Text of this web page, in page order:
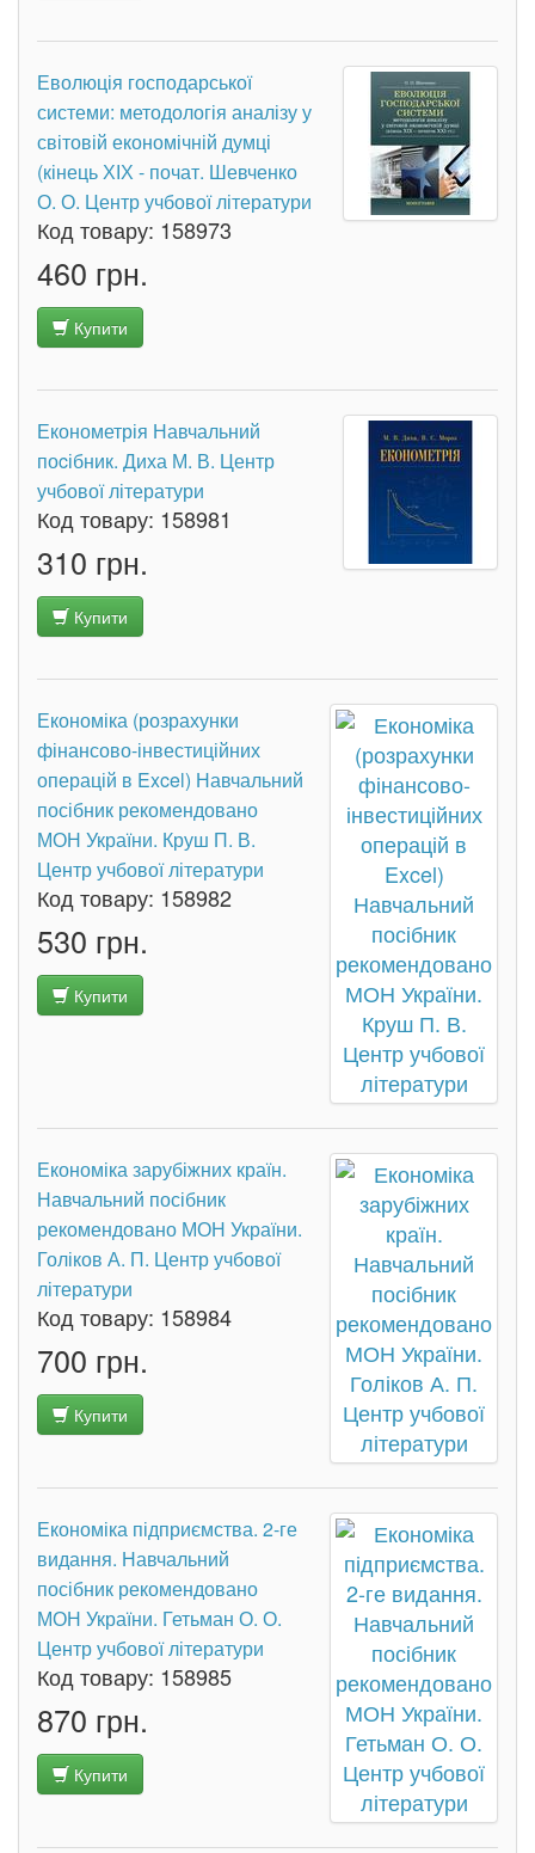
Еволюція господарської
системи: методологія аналізу у
світовій економічній думці
(кінець ХІХ - почат. Шевченко
О. О. Центр учбової літератури
Код товару: 158973
460 грн.
Купити
Економетрія Навчальний
поcібник. Диха М. В. Центр
учбової літератури
Код товару: 158981
310 грн.
Купити
Економіка (розрахунки
фінансово-інвестиційних
операцій в Excel) Навчальний
посібник рекомендовано
МОН України. Круш П. В.
Центр учбової літератури
Код товару: 158982
530 грн.
Купити
Економіка зарубіжних країн.
Навчальний посібник
рекомендовано МОН України.
Голіков А. П. Центр учбової
літератури
Код товару: 158984
700 грн.
Купити
Економіка підприємства. 2-ге
видання. Навчальний
посібник рекомендовано
МОН України. Гетьман О. О.
Центр учбової літератури
Код товару: 158985
870 грн.
Купити